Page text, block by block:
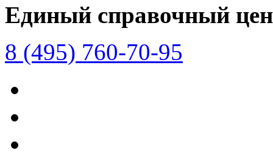
Единый справочный
8 (495) 760-70-95